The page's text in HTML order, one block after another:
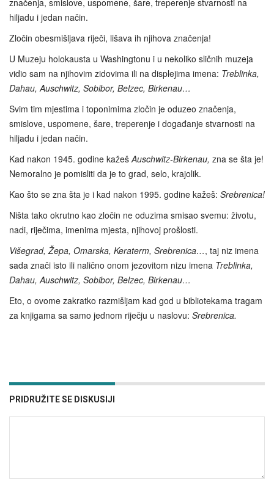
hiljadu i jedan način.
Zločin obesmišljava riječi, lišava ih njihova značenja!
U Muzeju holokausta u Washingtonu i u nekoliko sličnih muzeja
vidio sam na njihovim zidovima ili na displejima imena: Treblinka,
Dahau, Auschwitz, Sobibor, Belzec, Birkenau…
Svim tim mjestima i toponimima zločin je oduzeo značenja,
smislove, uspomene, šare, treperenje i događanje stvarnosti na
hiljadu i jedan način.
Kad nakon 1945. godine kažeš Auschwitz-Birkenau, zna se šta je!
Nemoralno je pomisliti da je to grad, selo, krajolik.
Kao što se zna šta je i kad nakon 1995. godine kažeš: Srebrenica!
Ništa tako okrutno kao zločin ne oduzima smisao svemu: životu,
nadi, riječima, imenima mjesta, njihovoj prošlosti.
Višegrad, Žepa, Omarska, Keraterm, Srebrenica…, taj niz imena
sada znači isto ili nalično onom jezovitom nizu imena Treblinka,
Dahau, Auschwitz, Sobibor, Belzec, Birkenau…
Eto, o ovome zakratko razmišljam kad god u bibliotekama tragam
za knjigama sa samo jednom riječju u naslovu: Srebrenica.
PRIDRUŽITE SE DISKUSIJI